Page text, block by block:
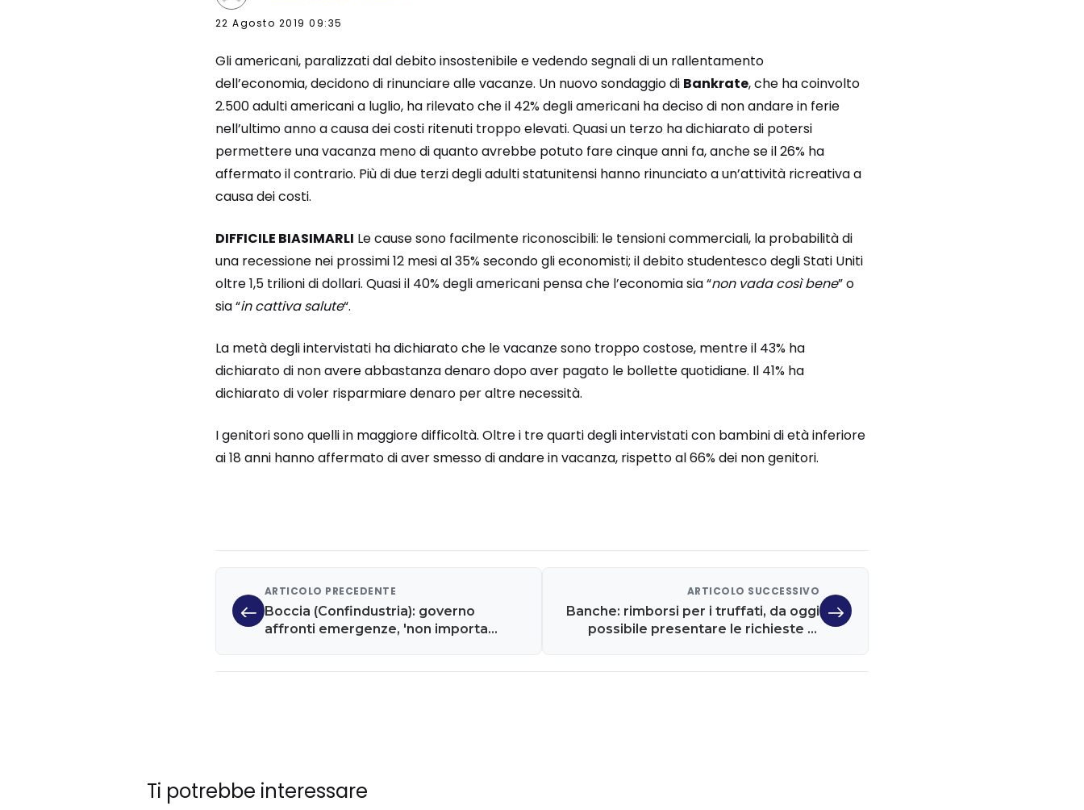
22 Agosto 2019 09:35
Gli americani, paralizzati dal debito insostenibile e vedendo segnali di un rallentamento
dell’economia, decidono di rinunciare alle vacanze. Un nuovo sondaggio di Bankrate, che ha coinvolto
2.500 adulti americani a luglio, ha rilevato che il 42% degli americani ha deciso di non andare in ferie
nell’ultimo anno a causa dei costi ritenuti troppo elevati. Quasi un terzo ha dichiarato di potersi
permettere una vacanza meno di quanto avrebbe potuto fare cinque anni fa, anche se il 26% ha
affermato il contrario. Più di due terzi degli adulti statunitensi hanno rinunciato a un’attività ricreativa a
causa dei costi.
DIFFICILE BIASIMARLI Le cause sono facilmente riconoscibili: le tensioni commerciali, la probabilità di
una recessione nei prossimi 12 mesi al 35% secondo gli economisti; il debito studentesco degli Stati Uniti
oltre 1,5 trilioni di dollari. Quasi il 40% degli americani pensa che l’economia sia “non vada così bene” o
sia “in cattiva salute“.
La metà degli intervistati ha dichiarato che le vacanze sono troppo costose, mentre il 43% ha
dichiarato di non avere abbastanza denaro dopo aver pagato le bollette quotidiane. Il 41% ha
dichiarato di voler risparmiare denaro per altre necessità.
I genitori sono quelli in maggiore difficoltà. Oltre i tre quarti degli intervistati con bambini di età inferiore
ai 18 anni hanno affermato di aver smesso di andare in vacanza, rispetto al 66% dei non genitori.
ARTICOLO PRECEDENTE
Boccia (Confindustria): governo
affronti emergenze, 'non importa
ARTICOLO SUCCESSIVO
Banche: rimborsi per i truffati, da oggi
possibile presentare le richieste di
Ti potrebbe interessare